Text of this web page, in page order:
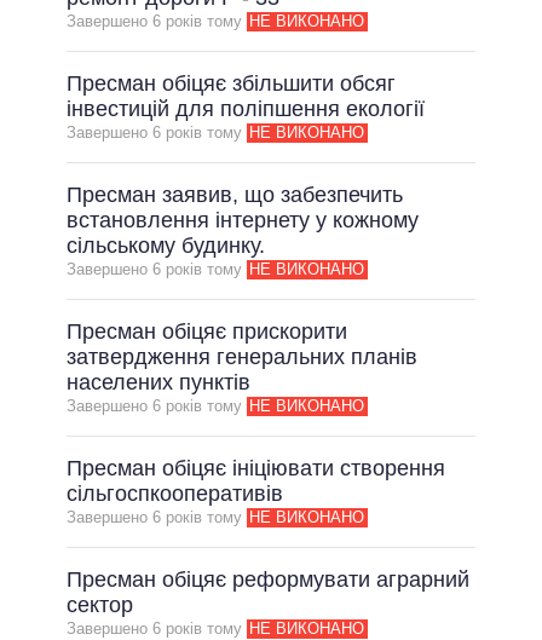
ВСІ ОБІЦЯНКИ
АРХІВНІ ОБІЦЯНКИ
Завершено 6 рокiв тому НЕ ВИКОНАНО
Пресман обіцяє збільшити обсяг
інвестицій для поліпшення екології
Завершено 6 рокiв тому НЕ ВИКОНАНО
Пресман заявив, що забезпечить
встановлення інтернету у кожному
сільському будинку.
Завершено 6 рокiв тому НЕ ВИКОНАНО
Пресман обіцяє прискорити
затвердження генеральних планів
населених пунктів
Завершено 6 рокiв тому НЕ ВИКОНАНО
Пресман обіцяє ініціювати створення
сільгоспкооперативів
Завершено 6 рокiв тому НЕ ВИКОНАНО
Пресман обіцяє реформувати аграрний
сектор
Завершено 6 рокiв тому НЕ ВИКОНАНО